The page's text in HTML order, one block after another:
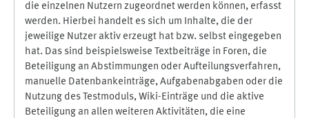
die einzelnen Nutzern zugeordnet werden können, erfasst
werden. Hierbei handelt es sich um Inhalte, die der
jeweilige Nutzer aktiv erzeugt hat bzw. selbst eingegeben
hat. Das sind beispielsweise Textbeiträge in Foren, die
Beteiligung an Abstimmungen oder Aufteilungsverfahren,
manuelle Datenbankeinträge, Aufgabenabgaben oder die
Nutzung des Testmoduls, Wiki-Einträge und die aktive
Beteiligung an allen weiteren Aktivitäten, die eine